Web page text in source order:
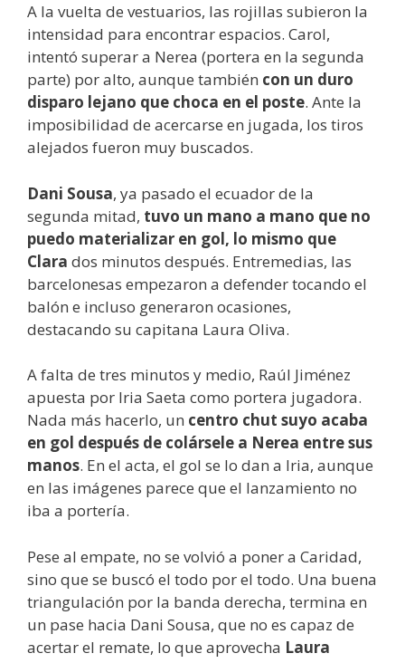
A la vuelta de vestuarios, las rojillas subieron la
intensidad para encontrar espacios. Carol,
intentó superar a Nerea (portera en la segunda
parte) por alto, aunque también con un duro
disparo lejano que choca en el poste. Ante la
imposibilidad de acercarse en jugada, los tiros
alejados fueron muy buscados.
Dani Sousa, ya pasado el ecuador de la
segunda mitad, tuvo un mano a mano que no
puedo materializar en gol, lo mismo que
Clara dos minutos después. Entremedias, las
barcelonesas empezaron a defender tocando el
balón e incluso generaron ocasiones,
destacando su capitana Laura Oliva.
A falta de tres minutos y medio, Raúl Jiménez
apuesta por Iria Saeta como portera jugadora.
Nada más hacerlo, un centro chut suyo acaba
en gol después de colársele a Nerea entre sus
manos. En el acta, el gol se lo dan a Iria, aunque
en las imágenes parece que el lanzamiento no
iba a portería.
Pese al empate, no se volvió a poner a Caridad,
sino que se buscó el todo por el todo. Una buena
triangulación por la banda derecha, termina en
un pase hacia Dani Sousa, que no es capaz de
acertar el remate, lo que aprovecha Laura